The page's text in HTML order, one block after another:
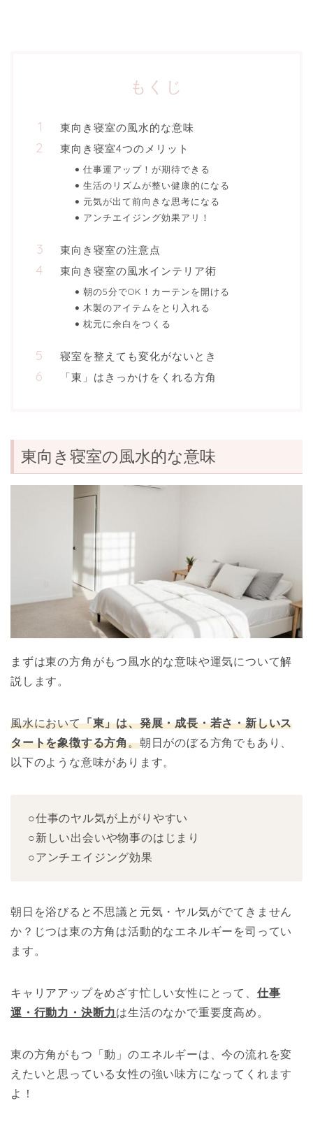
もくじ
東向き寝室の風水的な意味
東向き寝室4つのメリット
仕事運アップ！が期待できる
生活のリズムが整い健康的になる
元気が出て前向きな思考になる
アンチエイジング効果アリ！
東向き寝室の注意点
東向き寝室の風水インテリア術
朝の5分でOK！カーテンを開ける
木製のアイテムをとり入れる
枕元に余白をつくる
寝室を整えても変化がないとき
「東」はきっかけをくれる方角
東向き寝室の風水的な意味
まずは東の方角がもつ風水的な意味や運気について解
説します。
風水において「東」は、発展・成長・若さ・新しいス
タートを象徴する方角。朝日がのぼる方角でもあり、
以下のような意味があります。
○仕事のヤル気が上がりやすい
○新しい出会いや物事のはじまり
○アンチエイジング効果
朝日を浴びると不思議と元気・ヤル気がでてきません
か？じつは東の方角は活動的なエネルギーを司ってい
ます。
キャリアアップをめざす忙しい女性にとって、 仕事
運・行動力・決断力は生活のなかで重要度高め。
東の方角がもつ「動」のエネルギーは、今の流れを変
えたいと思っている女性の強い味方になってくれます
よ！